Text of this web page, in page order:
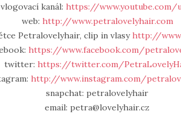
kanál: https://www.youtube.com/
web: http://www.petralovelyhair.com
Petralovelyhair, clip in vlasyhttp://
https://www.facebook.com/
twitter: https://twitter.com/
http://www.instagram.com/
snapchat: petralovelyhair
email: petra@lovelyhair.cz